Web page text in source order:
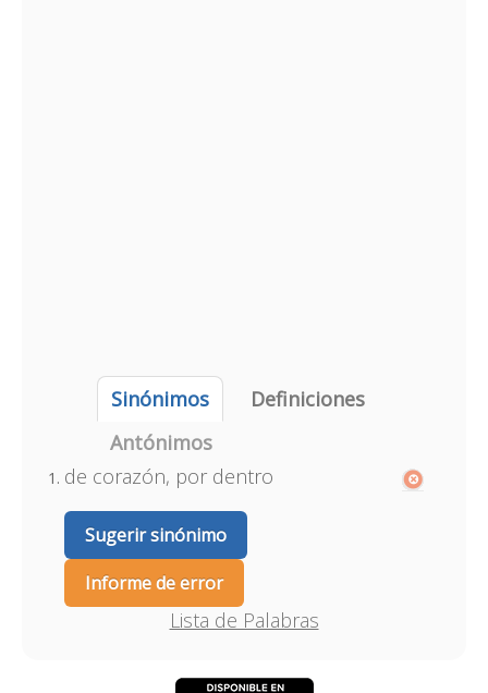
Sinónimos
Definiciones
Antónimos
de corazón, por dentro
Sugerir sinónimo
Informe de error
Lista de Palabras